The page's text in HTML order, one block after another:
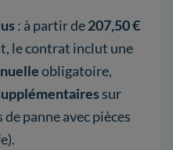
: à partir de207,50 €
le contrat inclut une
obligatoire,
sur
panne avec pièces